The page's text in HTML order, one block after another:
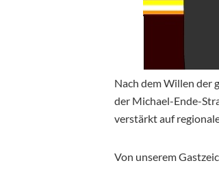
Nach dem Willen der
der Michael-Ende-
verstärkt auf
Von unserem